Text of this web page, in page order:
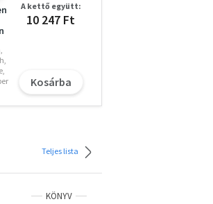
A kettő együtt:
10 247 Ft
Kosárba
Teljes lista
KÖNYV